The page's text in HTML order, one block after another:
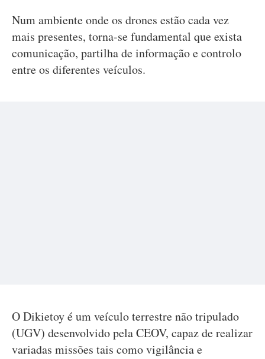
Num ambiente onde os drones estão cada vez
mais presentes, torna-se fundamental que exista
comunicação, partilha de informação e controlo
entre os diferentes veículos.
O Dikietoy é um veículo terrestre não tripulado
(UGV) desenvolvido pela CEOV, capaz de realizar
variadas missões tais como vigilância e